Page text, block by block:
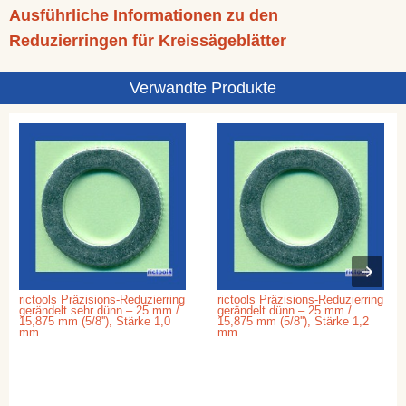
Ausführliche Informationen zu den
Reduzierringen für Kreissägeblätter
Verwandte Produkte
rictools Präzisions-Reduzierring
gerändelt sehr dünn – 25 mm /
15,875 mm (5/8''), Stärke 1,0
mm
rictools Präzisions-Reduzierring
gerändelt dünn – 25 mm /
15,875 mm (5/8''), Stärke 1,2
mm